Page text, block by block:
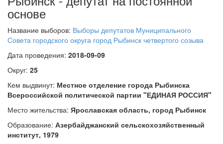
основе
Название выборов: Выборы депутатов Муниципального
Совета городского округа город Рыбинск четвертого созыва
Дата проведения: 2018-09-09
Округ: 25
Кем выдвинут: Местное отделение города Рыбинска
Всероссийской политической партии "ЕДИНАЯ РОССИЯ"
Место жительства: Ярославская область, город Рыбинск
Образование: Азербайджанский сельскохозяйственный
институт, 1979